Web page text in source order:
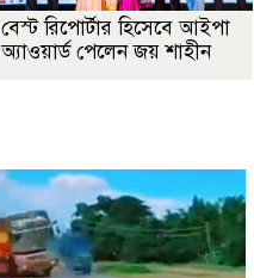
বেস্ট রিপোর্টার হিসেবে আইপা
অ্যাওয়ার্ড পেলেন জয় শাহীন